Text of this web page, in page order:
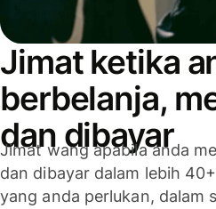
Jimat ketika
berbelanja,
dan dibayar
Jimat wang apabila anda
dan dibayar dalam lebih
yang anda perlukan, dalam